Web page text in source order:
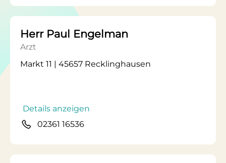
Herr Paul Engelman
Arzt
Markt 11 | 45657 Recklinghausen
Details anzeigen
02361 16536